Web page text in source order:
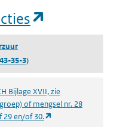
35-3)
Bijlage XVII, zie
of mengsel nr. 28
29 en/of 30.